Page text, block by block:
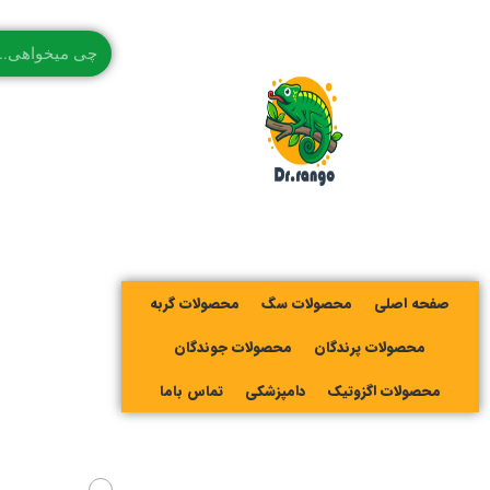
صفحه اصلی محصولات سگ
محصولات گربه
محصولات پرندگان
محصولات جوندگان
محصولات اگزوتیک
دامپزشکی تماس باما